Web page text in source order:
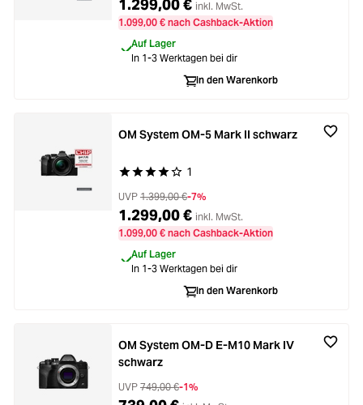
1.299,00 € inkl. MwSt.
1.099,00 € nach Cashback-Aktion
Auf Lager
In 1-3 Werktagen bei dir
In den Warenkorb
Durchschnittliche Bewertung von 4 von 5
1
OM System OM-5 Mark II schwarz
UVP 1.399,00 €-7%
1.299,00 € inkl. MwSt.
1.099,00 € nach Cashback-Aktion
Auf Lager
In 1-3 Werktagen bei dir
In den Warenkorb
OM System OM-D E-M10 Mark IV
schwarz
UVP 749,00 €-1%